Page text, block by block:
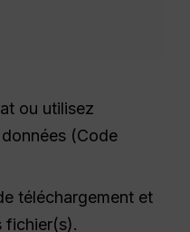
ou utilisez
(Code
téléchargement et
fichier(s).